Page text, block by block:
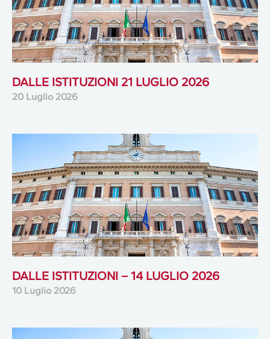
DALLE ISTITUZIONI 21 LUGLIO 2026
20 Luglio 2026
DALLE ISTITUZIONI – 14 LUGLIO 2026
10 Luglio 2026